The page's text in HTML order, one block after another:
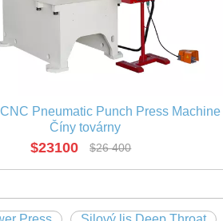
Pneumatic Punch Press Machine
Číny továrny
$23100 $26 400